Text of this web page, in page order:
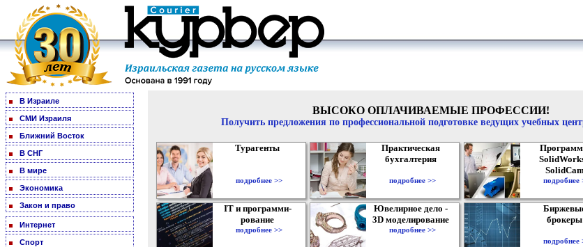
В Израиле
СМИ Израиля
Ближний Восток
В СНГ
В мире
Экономика
Закон и право
Интернет
Спорт
ВЫСОКО ОПЛАЧИВАЕМЫЕ ПРОФЕССИИ!
Получить предложения по профессиональной подготовке ведущих учебных
Турагенты
подробнее >>
Практическая
бухгалтерия
подробнее >> подробнее
IT и программи-
рование
подробнее >>
Ювелирное дело -
3D моделирование
подробнее >>
брокеры
подробнее